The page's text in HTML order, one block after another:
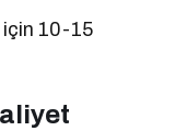
10-15